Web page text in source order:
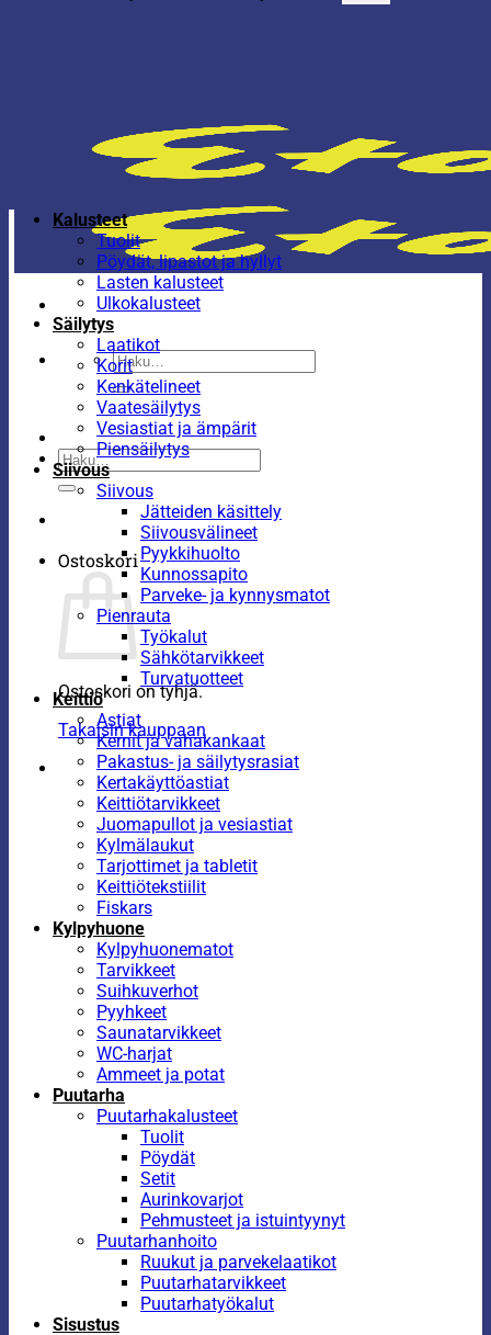
Etsi:
Etsi:
Ostoskori
Ostoskori on tyhjä.
Takaisin kauppaan
Kalusteet
Tuolit
Pöydät, lipastot ja hyllyt
Lasten kalusteet
Ulkokalusteet
Säilytys
Laatikot
Korit
Kenkätelineet
Vaatesäilytys
Vesiastiat ja ämpärit
Piensäilytys
Siivous
Siivous
Jätteiden käsittely
Siivousvälineet
Pyykkihuolto
Kunnossapito
Parveke- ja kynnysmatot
Pienrauta
Työkalut
Sähkötarvikkeet
Turvatuotteet
Keittiö
Astiat
Kernit ja vahakankaat
Pakastus- ja säilytysrasiat
Kertakäyttöastiat
Keittiötarvikkeet
Juomapullot ja vesiastiat
Kylmälaukut
Tarjottimet ja tabletit
Keittiötekstiilit
Fiskars
Kylpyhuone
Kylpyhuonematot
Tarvikkeet
Suihkuverhot
Pyyhkeet
Saunatarvikkeet
WC-harjat
Ammeet ja potat
Puutarha
Puutarhakalusteet
Tuolit
Pöydät
Setit
Aurinkovarjot
Pehmusteet ja istuintyynyt
Puutarhanhoito
Ruukut ja parvekelaatikot
Puutarhatarvikkeet
Puutarhatyökalut
Sisustus